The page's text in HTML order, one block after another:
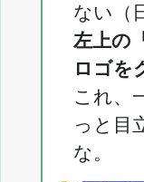
ない（
左上の
ロゴを
これ、
っと目
な。